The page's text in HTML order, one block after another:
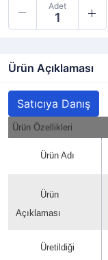
Adet
Ürün Açıklaması
Satıcıya Danış
Ürün Özellikleri
Ürün Adı
Ürün
Açıklaması
Üretildiği